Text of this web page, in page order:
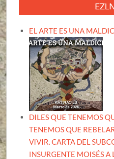
EL ARTE ES UNA
DILES QUE TENEMOS
TENEMOS QUE
VIVIR. CARTA DEL
INSURGENTE MOISÉS A